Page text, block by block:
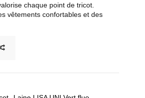
chaque point de tricot.
vêtements confortables et des